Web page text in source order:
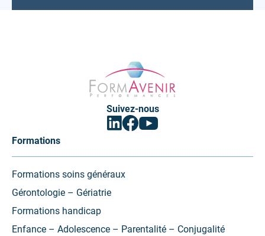
Formavenir
Performances
Suivez-nous
Linkedin
(ouvrir
nouvel
Facebook
(ouvrir
nouvel
Youtube
(ouvrir
nouvel
Formations
Formations soins généraux
Gérontologie – Gériatrie
Formations handicap
Enfance – Adolescence – Parentalité – Conjugalité